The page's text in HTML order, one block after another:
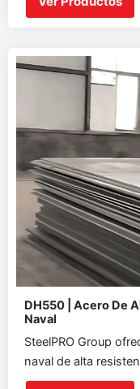
DH550 | Acero De
Naval
SteelPRO Group
naval de alta